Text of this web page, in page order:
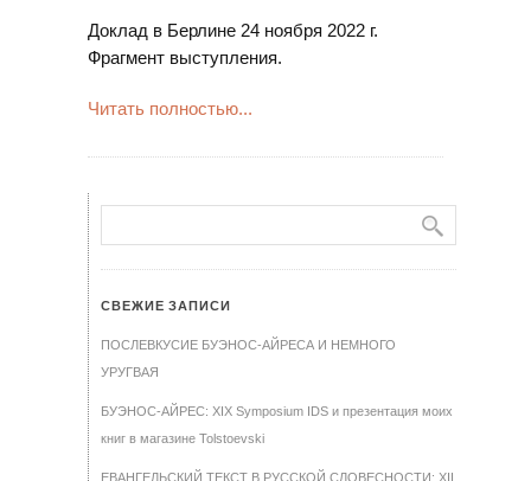
Доклад в Берлине 24 ноября 2022 г.
Фрагмент выступления.
Читать полностью...
СВЕЖИЕ ЗАПИСИ
ПОСЛЕВКУСИЕ БУЭНОС-АЙРЕСА И НЕМНОГО
УРУГВАЯ
БУЭНОС-АЙРЕС: XIX Symposium IDS и презентация моих
книг в магазине Tolstoevski
ЕВАНГЕЛЬСКИЙ ТЕКСТ В РУССКОЙ СЛОВЕСНОСТИ: XII